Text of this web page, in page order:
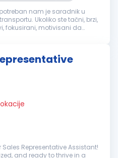
nam je saradnik u
Ukoliko ste tačni, brzi,
fokusirani, motivisani da
Representative Assistant!
and ready to thrive in a